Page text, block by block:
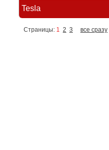
Tesla
Страницы: 1 2 3 все сразу